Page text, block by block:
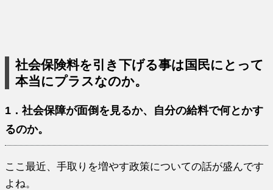
社会保険料を引き下げる事は国民にとって
本当にプラスなのか。
1．社会保障が面倒を見るか、自分の給料で何とかす
るのか。
ここ最近、手取りを増やす政策についての話が盛んです
よね。